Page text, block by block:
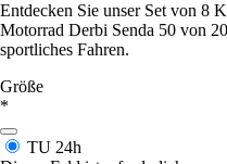
Entdecken Sie unser Set von 8
Motorrad Derbi Senda 50 von
sportliches Fahren.
Größe
*
TU 24h